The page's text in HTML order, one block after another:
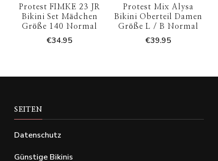
Protest FIMKE 23 JR
Bikini Set Mädchen
Größe 140 Normal
€34.95
Protest Mix Alysa
Bikini Oberteil Damen
Größe L / B Normal
€39.95
SEITEN
Datenschutz
Günstige Bikinis